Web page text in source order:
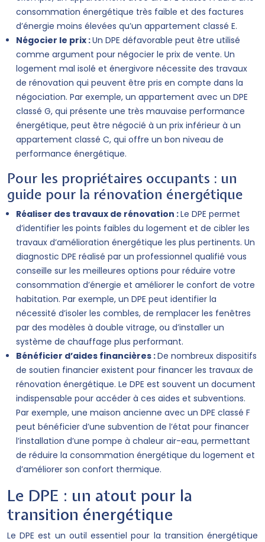
consommation énergétique très faible et des factures
d’énergie moins élevées qu’un appartement classé E.
Négocier le prix :Un DPE défavorable peut être utilisé
comme argument pour négocier le prix de vente. Un
logement mal isolé et énergivore nécessite des travaux
de rénovation qui peuvent être pris en compte dans la
négociation. Par exemple, un appartement avec un DPE
classé G, qui présente une très mauvaise performance
énergétique, peut être négocié à un prix inférieur à un
appartement classé C, qui offre un bon niveau de
performance énergétique.
Pour les propriétaires occupants : un
guide pour la rénovation énergétique
Réaliser des travaux de rénovation :Le DPE permet
d’identifier les points faibles du logement et de cibler les
travaux d’amélioration énergétique les plus pertinents. Un
diagnostic DPE réalisé par un professionnel qualifié vous
conseille sur les meilleures options pour réduire votre
consommation d’énergie et améliorer le confort de votre
habitation. Par exemple, un DPE peut identifier la
nécessité d’isoler les combles, de remplacer les fenêtres
par des modèles à double vitrage, ou d’installer un
système de chauffage plus performant.
Bénéficier d’aides financières :De nombreux dispositifs
de soutien financier existent pour financer les travaux de
rénovation énergétique. Le DPE est souvent un document
indispensable pour accéder à ces aides et subventions.
Par exemple, une maison ancienne avec un DPE classé F
peut bénéficier d’une subvention de l’état pour financer
l’installation d’une pompe à chaleur air-eau, permettant
de réduire la consommation énergétique du logement et
d’améliorer son confort thermique.
Le DPE : un atout pour la
transition énergétique
Le DPE est un outil essentiel pour la transition énergétique